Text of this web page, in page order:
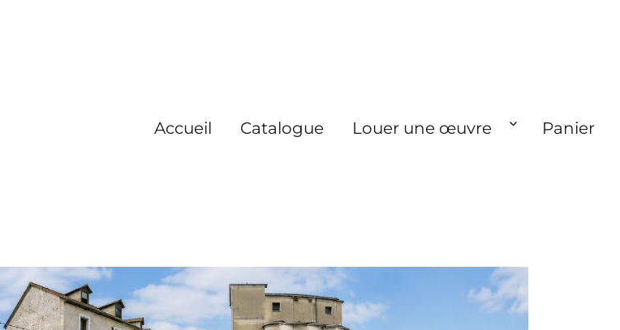
Accueil Catalogue Louer une œuvre Panier